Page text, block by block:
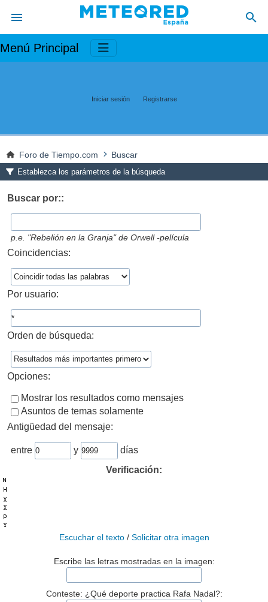
Menú Principal
Iniciar sesión Registrarse
Foro de Tiempo.com Buscar
Establezca los parámetros de la búsqueda
Buscar por::
p.e. "Rebelión en la Granja" de Orwell -película
Coincidencias:
Por usuario:
Orden de búsqueda:
Opciones:
Mostrar los resultados como mensajes
Asuntos de temas solamente
Antigüedad del mensaje:
entre y
días
Verificación:
Escuchar el texto/ Solicitar otra imagen
Escribe las letras mostradas en la imagen:
Conteste: ¿Qué deporte practica Rafa Nadal?: